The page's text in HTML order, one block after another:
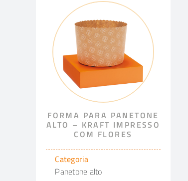
FORMA PARA PANETONE
ALTO – KRAFT IMPRESSO
COM FLORES
Categoria
Panetone alto